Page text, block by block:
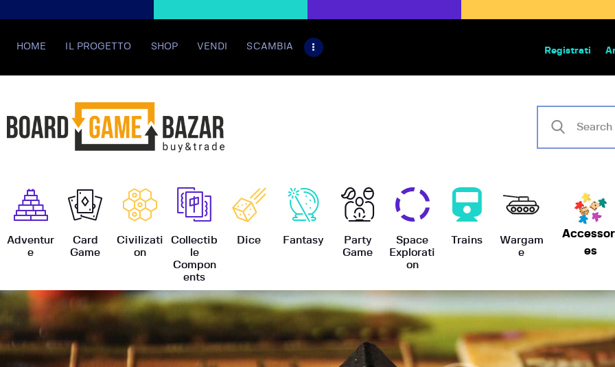
HOME IL PROGETTO SHOP VENDI SCAMBIA Registrati
Adventur
e
Card
Game
Civilizati
on
Collectib
le
Compon
ents
Dice Fantasy
Party
Game
Space
Explorati
on
Trains
Wargam
e
es
BoardGameBazar | vendita e scambio
BoardGameBazar
HOME
IL PROGETTO
CASE EDITRICI
AIUTO
BLOG-NEWS
EVENTI